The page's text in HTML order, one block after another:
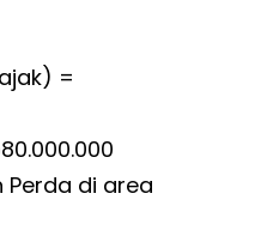
=
di area